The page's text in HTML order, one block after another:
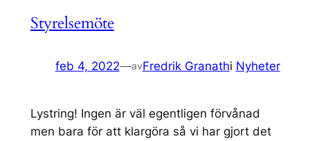
Styrelsemöte
feb 4, 2022—avFredrik Granathi Nyheter
Lystring! Ingen är väl egentligen förvånad
men bara för att klargöra så vi har gjort det